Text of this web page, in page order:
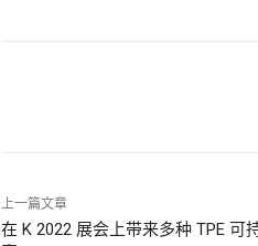
上一篇文章
在 K 2022 展会上带来多种 TPE 可